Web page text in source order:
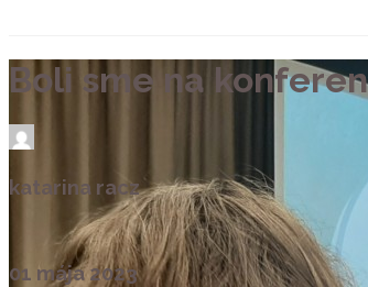
Boli sme na
katarina racz
01 mája 2023